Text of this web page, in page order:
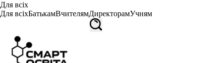
Для всіх
Для всіхБатькамВчителямДиректорамУчням